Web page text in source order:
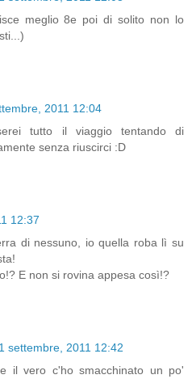
meglio 8e poi di solito non lo
2011 12:04
tutto il viaggio tentando di
senza riuscirci :D
12:37
di nessuno, io quella roba lì su
E non si rovina appesa così!?
settembre, 2011 12:42
il vero c'ho smacchinato un po'